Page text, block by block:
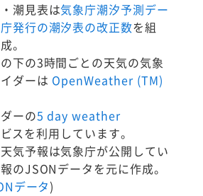
潮見表は気象庁潮汐予測デー
発行の潮汐表の改正数を組
。
下の3時間ごとの天気の気象
ダーは OpenWeather (TM)
ーの5 day weather
スを利用しています。
気予報は気象庁が公開してい
のJSONデータを元に作成。
データ)